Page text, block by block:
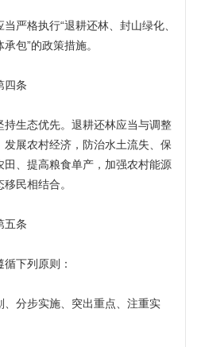
严格执行“退耕还林、封山绿化、
包”的政策措施。
四条
持生态优先。退耕还林应当与调整
发展农村经济，防治水土流失、保
田、提高粮食单产，加强农村能源
民相结合。
五条
下列原则：
、分步实施、突出重点、注重实